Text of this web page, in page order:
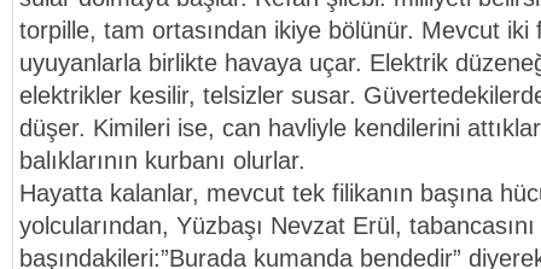
torpille, tam ortasından ikiye bölünür. Mevcut iki
uyuyanlarla birlikte havaya uçar. Elektrik
elektrikler kesilir, telsizler susar.
düşer. Kimileri ise, can havliyle kendilerini
balıklarının kurbanı olurlar.
Hayatta kalanlar, mevcut tek filikanın başına
yolcularından, Yüzbaşı Nevzat Erül,
başındakileri:”Burada kumanda bendedir”